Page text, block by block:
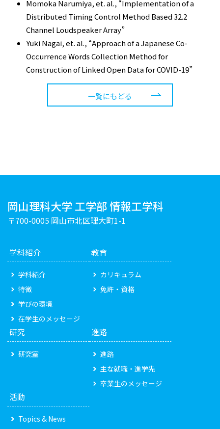
Momoka Narumiya, et. al., “Implementation of a
Distributed Timing Control Method Based 32.2
Channel Loudspeaker Array”
Yuki Nagai, et. al., “Approach of a Japanese Co-
Occurrence Words Collection Method for
Construction of Linked Open Data for COVID-19”
一覧にもどる
岡山理科大学 工学部 情報工学科
〒700-0005 岡山市北区理大町1-1
学科紹介
学科紹介
特徴
学びの環境
在学生のメッセージ
教育
カリキュラム
免許・資格
研究
研究室
進路
進路
主な就職・進学先
卒業生のメッセージ
活動
Topics & News